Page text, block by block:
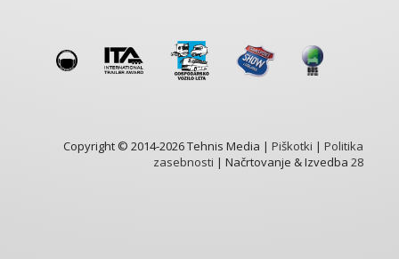
Copyright © 2014-2026 Tehnis Media | Piškotki | Politika
zasebnosti | Načrtovanje & Izvedba 28